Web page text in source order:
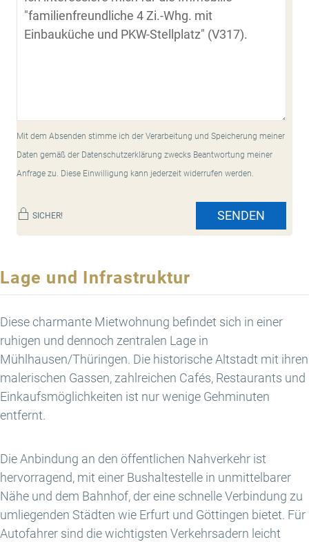
Mit dem Absenden stimme ich der Verarbeitung und Speicherung meiner
Daten gemäß der Datenschutzerklärung zwecks Beantwortung meiner
Anfrage zu. Diese Einwilligung kann jederzeit widerrufen werden.
SICHER! SENDEN
Lage und Infrastruktur
Diese charmante Mietwohnung befindet sich in einer
ruhigen und dennoch zentralen Lage in
Mühlhausen/Thüringen. Die historische Altstadt mit ihren
malerischen Gassen, zahlreichen Cafés, Restaurants und
Einkaufsmöglichkeiten ist nur wenige Gehminuten
entfernt.
Die Anbindung an den öffentlichen Nahverkehr ist
hervorragend, mit einer Bushaltestelle in unmittelbarer
Nähe und dem Bahnhof, der eine schnelle Verbindung zu
umliegenden Städten wie Erfurt und Göttingen bietet. Für
Autofahrer sind die wichtigsten Verkehrsadern leicht